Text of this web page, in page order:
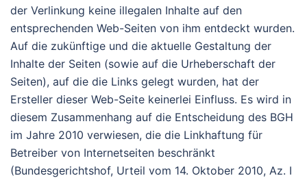
der Verlinkung keine illegalen Inhalte auf den
entsprechenden Web-Seiten von ihm entdeckt wurden.
Auf die zukünftige und die aktuelle Gestaltung der
Inhalte der Seiten (sowie auf die Urheberschaft der
Seiten), auf die die Links gelegt wurden, hat der
Ersteller dieser Web-Seite keinerlei Einfluss. Es wird in
diesem Zusammenhang auf die Entscheidung des BGH
im Jahre 2010 verwiesen, die die Linkhaftung für
Betreiber von Internetseiten beschränkt
(Bundesgerichtshof, Urteil vom 14. Oktober 2010, Az. I